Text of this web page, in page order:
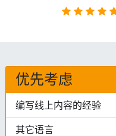
优先考虑
编写线上内容的经验
其它语言